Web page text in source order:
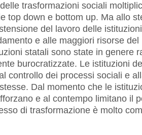
delle trasformazioni sociali
top down e bottom up. Ma allo
del lavoro delle
e alle maggiori risorse del
statali sono state in genere
burocratizzate. Le istituzioni
controllo dei processi sociali e
Dal momento che le
e al contempo limitano il
di trasformazione è molto